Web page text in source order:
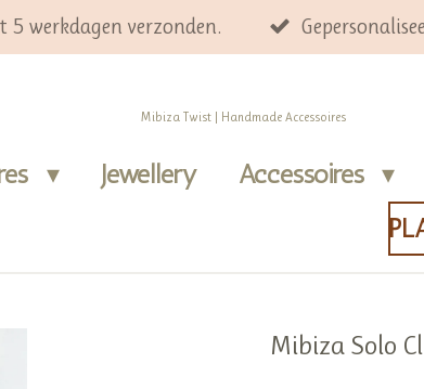
werkdagen verzonden.
Mibiza Twist | Handmade Accessoires
Jewellery Accessoires
Mibiza Solo